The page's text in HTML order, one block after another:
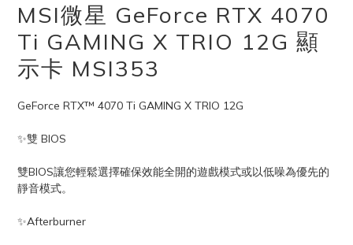
MSI微星 GeForce RTX 4070
Ti GAMING X TRIO 12G 顯
示卡 MSI353
GeForce RTX™ 4070 Ti GAMING X TRIO 12G
✨雙 BIOS
雙BIOS讓您輕鬆選擇確保效能全開的遊戲模式或以低噪為優先的
靜音模式。
✨Afterburner